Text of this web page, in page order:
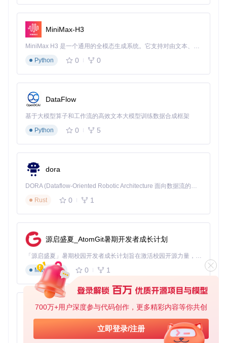
700万+用户深度参与代码创作，更多精彩内容等你共创
立即登录/注册
这种"硬件欺骗"技术不同于简单的系统破解，它通过以下三个
关键步骤实现：
型
驱动适配层
：为老旧硬件提供定制驱动，解决兼容性问题
动态补丁系统：不同于传统静态补丁，该工具能根据设备
型号和系统版本自动生成适配补丁，支持从macOS Sierra
到最新版本的跨版本升级。
模块化架构
：采用插件式设计，将显卡、声卡、网络等硬
件支持分离为独立模块，社区可针对不同硬件开发专用补
丁。
安全启动兼容
整性保护(SIP)的情况下仍能加载必要的补丁，兼顾安全性
增量更新机制
限度保持系统原生性，降低冲突风险。
实战图鉴：分场景升级指南
硬件适配清单：哪些设备可以升级？
OpenCore Legacy Patcher支持2008年至2017年间生产的大
部分Mac设备，以下是主要兼容设备系列：
推荐最高系
主要限制
MiniMax-H3
MiniMax H3 是一个通用的全模态生成系统。它支持对由文本、图像、视频和音频组成的多模态上下文进行统一理解，并能生成分辨率高达 2K、时长可达 15 秒的带原生立体声音频的视频。得益于面向任务泛化的系统设计，H3 在预训练阶段就已具备广泛的多模态上下文理解与生成能力，能够出色地执行复杂的多模态指令。
Python
0 0
DataFlow
基于大模型算子和工作流的高效文本大模型训练数据合成框架
Python
0 5
dora
DORA (Dataflow-Oriented Robotic Architecture 面向数据流的机器人架构) 是为 AI 与具身智能机器人打造的高性能开发框架，以数据流范式重构开发逻辑，原生支持分布式部署与端边云协同 —— 无需复杂适配，即可实现一体端到端具身大小脑、VLA等模型部署，无缝衔接感知、推理、控制全链路，让 AI 能力与机器人动作深度融合。 依托 Rust 内核与零拷贝通信技术，它将具身大小脑、VLA等模型推理、多模态数据融合延迟压缩至微秒级，同时兼容 ROS2 生态与国产 AI 芯片，彻底降低具身智能机器人的开发门槛，让分布式部署下的 AI 赋能创新更高效、更灵活。
Rust
0 1
源启盛夏_AtomGit暑期开发者成长计划
「源启盛夏」暑期校园开发者成长计划旨在激活校园开源力量，通过积分激励、认证扶持、资源倾斜等形式，引导高校组织和开发者完成「入驻 — 建项目 — 做贡献 — 获认证 — 得资源」的完整闭环。无论你是想带领社团入驻平台的组织者，还是希望用代码贡献证明自己的开发者，都能在这里找到属于你的成长路径。
Markdown
0 1
py-xiaozhi
基于Python的Xiaozhi AI，适用于想要完整Xiaozhi体验而无需拥有专用硬件的用户。
Python
0 1